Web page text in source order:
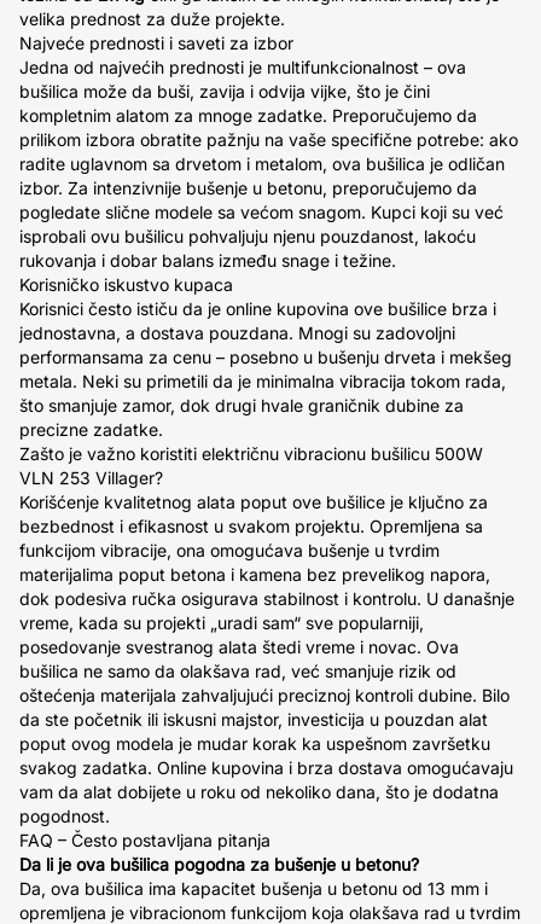
velika prednost za duže projekte.
Najveće prednosti i saveti za izbor
Jedna od najvećih prednosti je multifunkcionalnost – ova
bušilica može da buši, zavija i odvija vijke, što je čini
kompletnim alatom za mnoge zadatke. Preporučujemo da
prilikom izbora obratite pažnju na vaše specifične potrebe: ako
radite uglavnom sa drvetom i metalom, ova bušilica je odličan
izbor. Za intenzivnije bušenje u betonu, preporučujemo da
pogledate slične modele sa većom snagom. Kupci koji su već
isprobali ovu bušilicu pohvaljuju njenu pouzdanost, lakoću
rukovanja i dobar balans između snage i težine.
Korisničko iskustvo kupaca
Korisnici često ističu da je online kupovina ove bušilice brza i
jednostavna, a dostava pouzdana. Mnogi su zadovoljni
performansama za cenu – posebno u bušenju drveta i mekšeg
metala. Neki su primetili da je minimalna vibracija tokom rada,
što smanjuje zamor, dok drugi hvale graničnik dubine za
precizne zadatke.
Zašto je važno koristiti električnu vibracionu bušilicu 500W
VLN 253 Villager?
Korišćenje kvalitetnog alata poput ove bušilice je ključno za
bezbednost i efikasnost u svakom projektu. Opremljena sa
funkcijom vibracije, ona omogućava bušenje u tvrdim
materijalima poput betona i kamena bez prevelikog napora,
dok podesiva ručka osigurava stabilnost i kontrolu. U današnje
vreme, kada su projekti „uradi sam“ sve popularniji,
posedovanje svestranog alata štedi vreme i novac. Ova
bušilica ne samo da olakšava rad, već smanjuje rizik od
oštećenja materijala zahvaljujući preciznoj kontroli dubine. Bilo
da ste početnik ili iskusni majstor, investicija u pouzdan alat
poput ovog modela je mudar korak ka uspešnom završetku
svakog zadatka. Online kupovina i brza dostava omogućavaju
vam da alat dobijete u roku od nekoliko dana, što je dodatna
pogodnost.
FAQ – Često postavljana pitanja
Da li je ova bušilica pogodna za bušenje u betonu?
Da, ova bušilica ima kapacitet bušenja u betonu od 13 mm i
opremljena je vibracionom funkcijom koja olakšava rad u tvrdim